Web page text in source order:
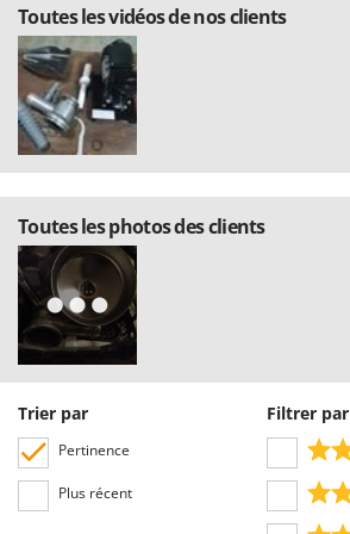
Resto Italia
Ribimex
Ripartrak
Ritter
River Systems
Robomow
Rossofuoco
Rover Pompe
Royal Food
Ryobi
S
Santos
Toutes les vidéos de nos clients
Toutes les photos des clients
Trier par
Pertinence
Plus récent
Filtrer par